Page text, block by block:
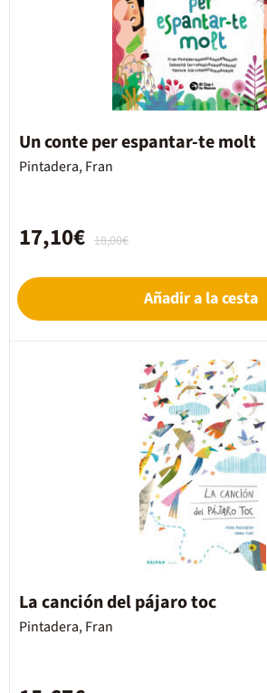
Un conte per espantar-te molt
Pintadera, Fran
18,00€
17,10€
Añadir a la cesta
La canción del pájaro toc
Pintadera, Fran